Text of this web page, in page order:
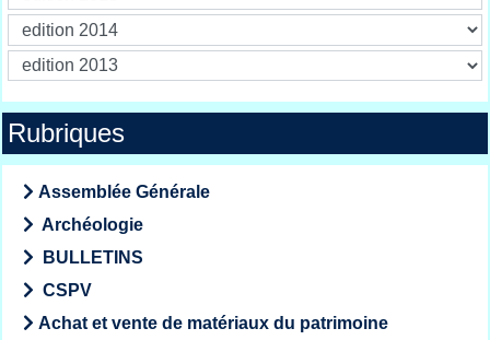
Rubriques
Assemblée Générale
Archéologie
BULLETINS
CSPV
Achat et vente de matériaux du patrimoine